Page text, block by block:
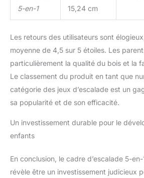
non
mais aussi
pratique de
désir
enfant et
confiance
parfait : un
les
Avec ce
ensemble,
5-en-1
15,24 cm
Les retours des utilisateurs sont
moyenne de 4,5 sur 5 étoiles. Les
particulièrement la qualité du bois et la
Le classement du produit en tant que
catégorie des jeux d’escalade est un
sa popularité et de son efficacité.
Un investissement durable pour le
enfants
En conclusion, le cadre d’escalade 5-
révèle être un investissement judicieux